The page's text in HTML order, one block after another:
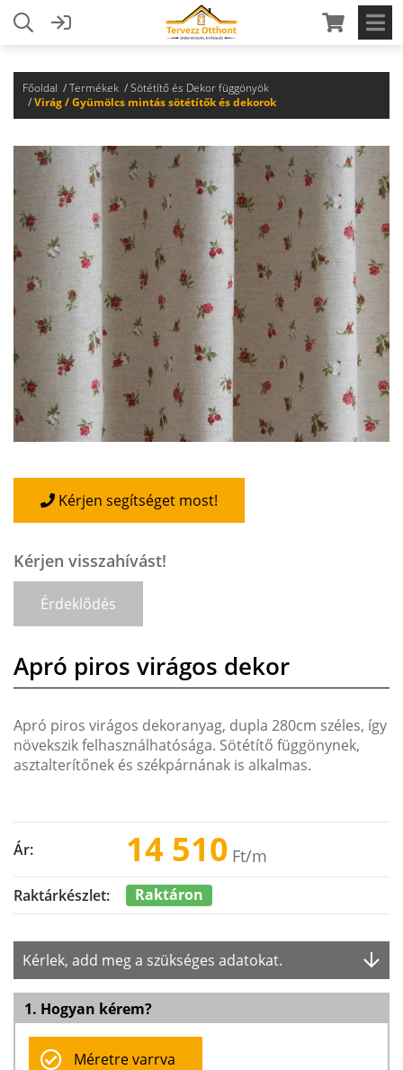
Főoldal Termékek
Sötétítő és Dekor függönyök
Virág / Gyümölcs mintás sötétítők és dekorok
Kérjen segítséget most!
Kérjen visszahívást!
Érdeklődés
Apró piros virágos dekor
Apró piros virágos dekoranyag, dupla 280cm széles, így
növekszik felhasználhatósága. Sötétítő függönynek,
asztalterítőnek és székpárnának is alkalmas.
Ár: 14 510 Ft/m
Raktárkészlet: Raktáron
Kérlek, add meg a szükséges adatokat.
1. Hogyan kérem?
Méretre varrva